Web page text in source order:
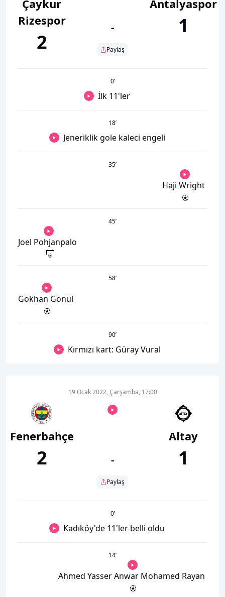
Çaykur
Rizespor
2
-
Paylaş
Antalyaspor
1
0’
İlk 11'ler
18’
Jeneriklik gole kaleci engeli
35’
Haji Wright
45’
Joel Pohjanpalo
58’
Gökhan Gönül
90’
Kırmızı kart: Güray Vural
Fenerbahçe
2
19 Ocak 2022, Çarşamba, 17:00
-
Paylaş
Altay
1
0’
Kadıköy'de 11'ler belli oldu
14’
Ahmed Yasser Anwar Mohamed Rayan